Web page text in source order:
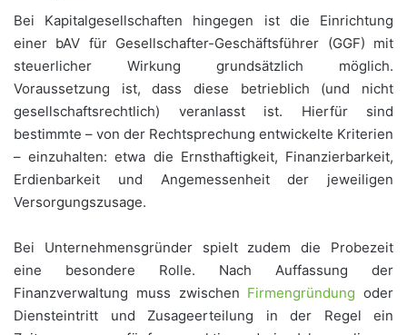
Bei Kapitalgesellschaften hingegen ist die Einrichtung
einer bAV für Gesellschafter-Geschäftsführer (GGF) mit
steuerlicher Wirkung grundsätzlich möglich.
Voraussetzung ist, dass diese betrieblich (und nicht
gesellschaftsrechtlich) veranlasst ist. Hierfür sind
bestimmte – von der Rechtsprechung entwickelte Kriterien
– einzuhalten: etwa die Ernsthaftigkeit, Finanzierbarkeit,
Erdienbarkeit und Angemessenheit der jeweiligen
Versorgungszusage.
Bei Unternehmensgründer spielt zudem die Probezeit
eine besondere Rolle. Nach Auffassung der
Finanzverwaltung muss zwischen Firmengründung oder
Diensteintritt und Zusageerteilung in der Regel ein